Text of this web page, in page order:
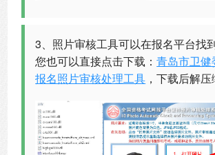
3、照片审核工具可以在报名平台找
您也可以直接点击下载：青岛市卫
报名照片审核处理工具 ，下载后解